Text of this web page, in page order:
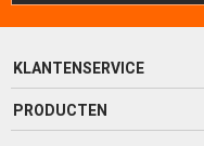
KLANTENSERVICE
PRODUCTEN